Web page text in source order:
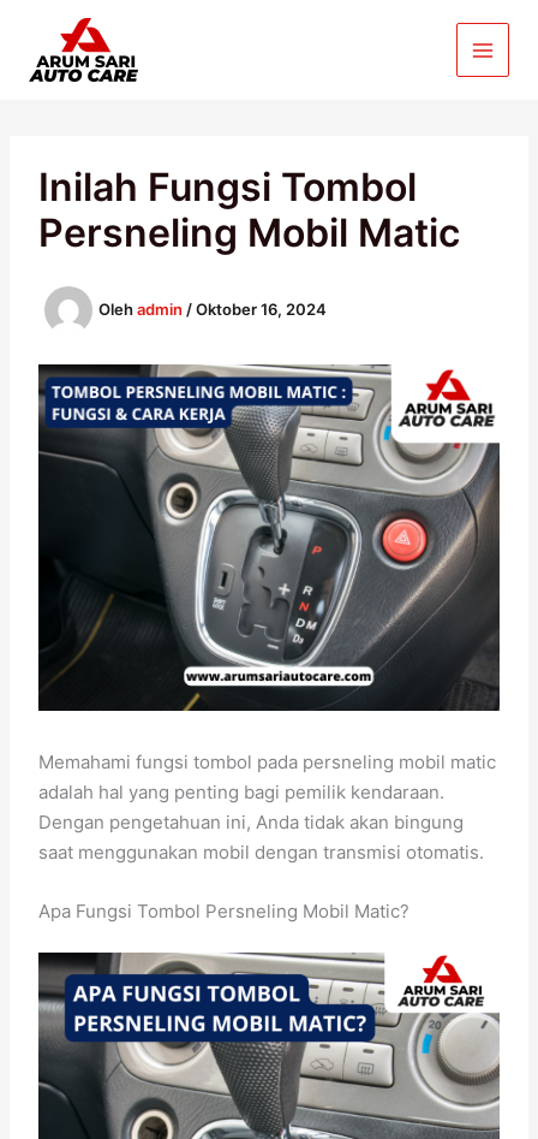
konten
Inilah Fungsi Tombol
Persneling Mobil Matic
Olehadmin /Oktober 16, 2024
Memahami fungsi tombol pada persneling mobil matic
adalah hal yang penting bagi pemilik kendaraan.
Dengan pengetahuan ini, Anda tidak akan bingung
saat menggunakan mobil dengan transmisi otomatis.
Apa Fungsi Tombol Persneling Mobil Matic?